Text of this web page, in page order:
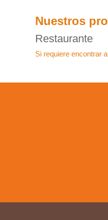
Nuestros
Restaurante
Si requiere encontrar